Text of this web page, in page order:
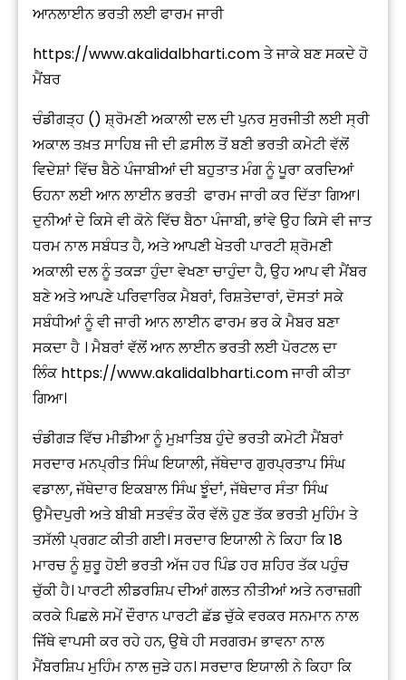
ਆਨਲਾਈਨ ਭਰਤੀ ਲਈ ਫਾਰਮ ਜਾਰੀ
https://www.akalidalbharti.comਤੇ ਜਾਕੇ ਬਣ ਸਕਦੇ ਹੋ
ਮੈਂਬਰ
ਚੰਡੀਗੜ੍ਹ () ਸ਼੍ਰੋਮਣੀ ਅਕਾਲੀ ਦਲ ਦੀ ਪੁਨਰ ਸੁਰਜੀਤੀ ਲਈ ਸ੍ਰੀ
ਅਕਾਲ ਤਖ਼ਤ ਸਾਹਿਬ ਜੀ ਦੀ ਫ਼ਸੀਲ ਤੋਂ ਬਣੀ ਭਰਤੀ ਕਮੇਟੀ ਵੱਲੋਂ
ਵਿਦੇਸ਼ਾਂ ਵਿੱਚ ਬੈਠੇ ਪੰਜਾਬੀਆਂ ਦੀ ਬਹੁਤਾਤ ਮੰਗ ਨੂੰ ਪੂਰਾ ਕਰਦਿਆਂ
ਓਹਨਾ ਲਈ ਆਨ ਲਾਈਨ ਭਰਤੀ ਫਾਰਮ ਜਾਰੀ ਕਰ ਦਿੱਤਾ ਗਿਆ।
ਦੁਨੀਆਂ ਦੇ ਕਿਸੇ ਵੀ ਕੋਨੇ ਵਿੱਚ ਬੈਠਾ ਪੰਜਾਬੀ, ਭਾਂਵੇ ਉਹ ਕਿਸੇ ਵੀ ਜਾਤ
ਧਰਮ ਨਾਲ ਸਬੰਧਤ ਹੈ, ਅਤੇ ਆਪਣੀ ਖੇਤਰੀ ਪਾਰਟੀ ਸ਼੍ਰੋਮਣੀ
ਅਕਾਲੀ ਦਲ ਨੂੰ ਤਕੜਾ ਹੁੰਦਾ ਵੇਖਣਾ ਚਾਹੁੰਦਾ ਹੈ, ਉਹ ਆਪ ਵੀ ਮੈਂਬਰ
ਬਣੇ ਅਤੇ ਆਪਣੇ ਪਰਿਵਾਰਿਕ ਮੈਬਰਾਂ, ਰਿਸ਼ਤੇਦਾਰਾਂ, ਦੋਸਤਾਂ ਸਕੇ
ਸਬੰਧੀਆਂ ਨੂੰ ਵੀ ਜਾਰੀ ਆਨ ਲਾਈਨ ਫਾਰਮ ਭਰ ਕੇ ਮੈਬਰ ਬਣਾ
ਸਕਦਾ ਹੈ । ਮੈਬਰਾਂ ਵੱਲੋਂ ਆਨ ਲਾਈਨ ਭਰਤੀ ਲਈ ਪੋਰਟਲ ਦਾ
ਲਿੰਕhttps://www.akalidalbharti.comਜਾਰੀ ਕੀਤਾ
ਗਿਆ।
ਚੰਡੀਗੜ ਵਿੱਚ ਮੀਡੀਆ ਨੂੰ ਮੁਖ਼ਾਤਿਬ ਹੁੰਦੇ ਭਰਤੀ ਕਮੇਟੀ ਮੈਂਬਰਾਂ
ਸਰਦਾਰ ਮਨਪ੍ਰੀਤ ਸਿੰਘ ਇਯਾਲੀ, ਜੱਥੇਦਾਰ ਗੁਰਪ੍ਰਤਾਪ ਸਿੰਘ
ਵਡਾਲਾ, ਜੱਥੇਦਾਰ ਇਕਬਾਲ ਸਿੰਘ ਝੂੰਦਾਂ, ਜੱਥੇਦਾਰ ਸੰਤਾ ਸਿੰਘ
ਉਮੈਦਪੁਰੀ ਅਤੇ ਬੀਬੀ ਸਤਵੰਤ ਕੌਰ ਵੱਲੋ ਹੁਣ ਤੱਕ ਭਰਤੀ ਮੁਹਿੰਮ ਤੇ
ਤਸੱਲੀ ਪ੍ਰਗਟ ਕੀਤੀ ਗਈ। ਸਰਦਾਰ ਇਯਾਲੀ ਨੇ ਕਿਹਾ ਕਿ 18
ਮਾਰਚ ਨੂੰ ਸ਼ੁਰੂ ਹੋਈ ਭਰਤੀ ਅੱਜ ਹਰ ਪਿੰਡ ਹਰ ਸ਼ਹਿਰ ਤੱਕ ਪਹੁੰਚ
ਚੁੱਕੀ ਹੈ। ਪਾਰਟੀ ਲੀਡਰਸ਼ਿਪ ਦੀਆਂ ਗਲਤ ਨੀਤੀਆਂ ਅਤੇ ਨਰਾਜ਼ਗੀ
ਕਰਕੇ ਪਿਛਲੇ ਸਮੇਂ ਦੌਰਾਨ ਪਾਰਟੀ ਛੱਡ ਚੁੱਕੇ ਵਰਕਰ ਸਨਮਾਨ ਨਾਲ
ਜਿੱੱਥੇ ਵਾਪਸੀ ਕਰ ਰਹੇ ਹਨ, ਉਥੇ ਹੀ ਸਰਗਰਮ ਭਾਵਨਾ ਨਾਲ
ਮੈਂਬਰਸ਼ਿਪ ਮੁਹਿੰਮ ਨਾਲ ਜੁੜੇ ਹਨ। ਸਰਦਾਰ ਇਯਾਲੀ ਨੇ ਕਿਹਾ ਕਿ